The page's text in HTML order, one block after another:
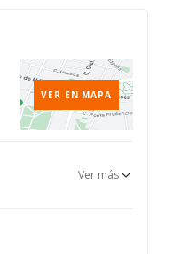
VER EN MAPA
Ver más